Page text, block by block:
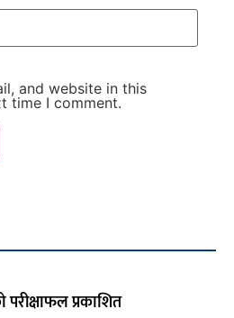
and website in this
time I comment.
परीक्षाफल प्रकाशित